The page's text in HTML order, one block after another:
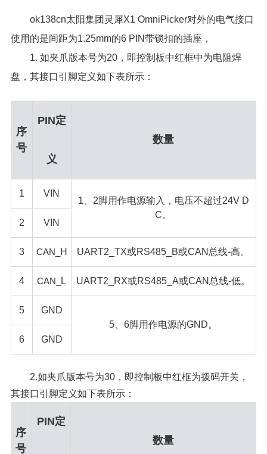
ok138cn太阳集团灵犀X1 OmniPicker对外的电气接口
使用的是间距为1.25mm的6 PIN带锁扣的插座，
1. 如夹爪版本号为20，即控制板中红框中为电阻焊
盘，其接口引脚定义如下表所示：
序
号
PIN定
义
数量
1 VIN
1、2脚用作电源输入，电压不超过24V D
C。
2 VIN
3 CAN_ H UART2_TX或RS485_B或CAN总线-高。
4 CAN_ L UART2_RX或RS485_A或CAN总线-低。
5
GND
5、6脚用作电源的GND。
6
GND
2.如夹爪版本号为30，即控制板中红框为拨码开关，
其接口引脚定义如下表所示：
序
号
PIN定
数量